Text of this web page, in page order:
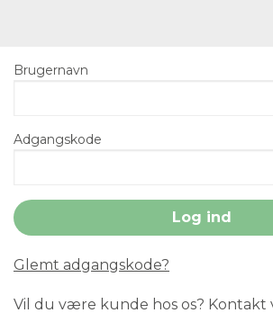
Brugernavn
Adgangskode
Glemt adgangskode?
Vil du være kunde hos os? Kontakt